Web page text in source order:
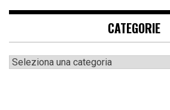
CATEGORIE
Categorie